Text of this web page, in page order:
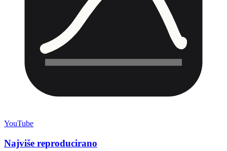
YouTube
Najviše reproducirano